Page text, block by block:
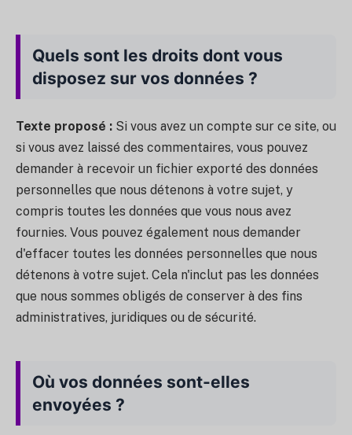
Quels sont les droits dont vous
disposez sur vos données ?
Texte proposé : Si vous avez un compte sur ce site, ou
si vous avez laissé des commentaires, vous pouvez
demander à recevoir un fichier exporté des données
personnelles que nous détenons à votre sujet, y
compris toutes les données que vous nous avez
fournies. Vous pouvez également nous demander
d'effacer toutes les données personnelles que nous
détenons à votre sujet. Cela n'inclut pas les données
que nous sommes obligés de conserver à des fins
administratives, juridiques ou de sécurité.
Où vos données sont-elles
envoyées ?